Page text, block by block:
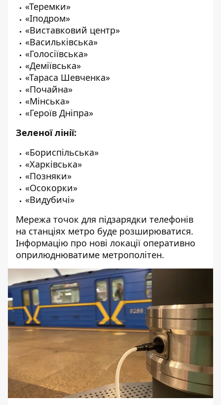
«Теремки»
«Іподром»
«Виставковий центр»
«Васильківська»
«Голосіївська»
«Деміївська»
«Тараса Шевченка»
«Почайна»
«Мінська»
«Героїв Дніпра»
Зеленої лінії:
«Бориспільська»
«Харківська»
«Позняки»
«Осокорки»
«Видубичі»
Мережа точок для підзарядки телефонів
на станціях метро буде розширюватися.
Інформацію про нові локації оперативно
оприлюднюватиме метрополітен.